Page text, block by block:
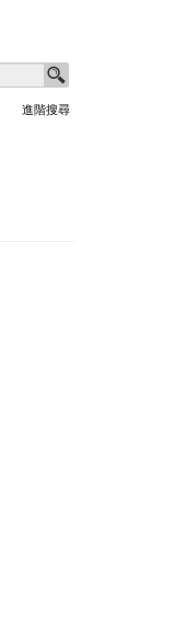
進階搜尋